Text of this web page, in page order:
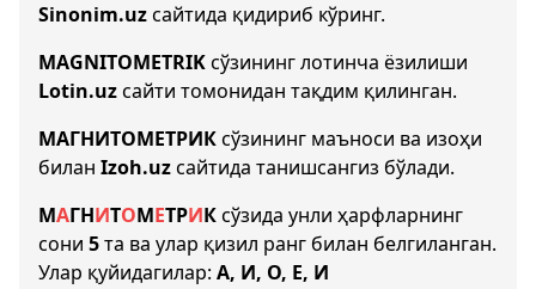
Sinonim.uzсайтида қидириб кўринг.
MAGNITOMETRIKсўзининг лотинча ёзилиши
Lotin.uzсайти томонидан тақдим қилинган.
МАГНИТОМЕТРИКсўзининг маъноси ва изоҳи
билан Izoh.uzсайтида танишсангиз бўлади.
МАГНИТОМЕТРИКсўзида унли ҳарфларнинг
сони 5та ва улар қизил ранг билан белгиланган.
Улар қуйидагилар: А, И, О, Е, И